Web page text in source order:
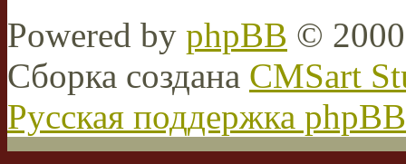
Powered by phpBB ©
Сборка создана CMSart
Русская поддержка phpBB